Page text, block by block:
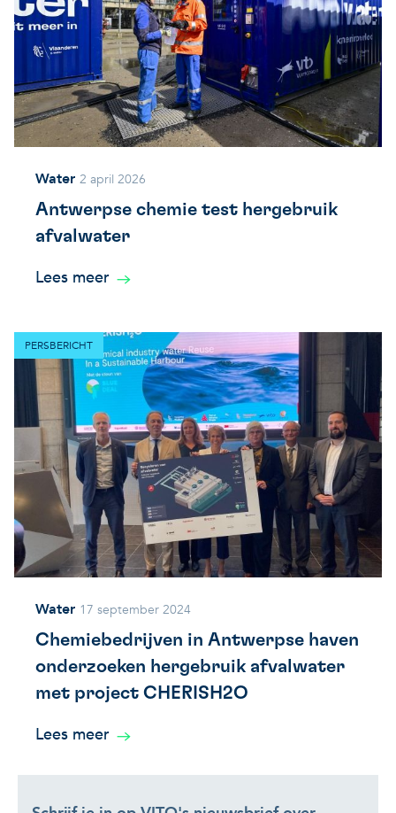
Water 2 april 2026
Antwerpse chemie test hergebruik
afvalwater
Lees meer
PERSBERICHT
Water 17 september 2024
Chemiebedrijven in Antwerpse haven
onderzoeken hergebruik afvalwater
met project CHERISH2O
Lees meer